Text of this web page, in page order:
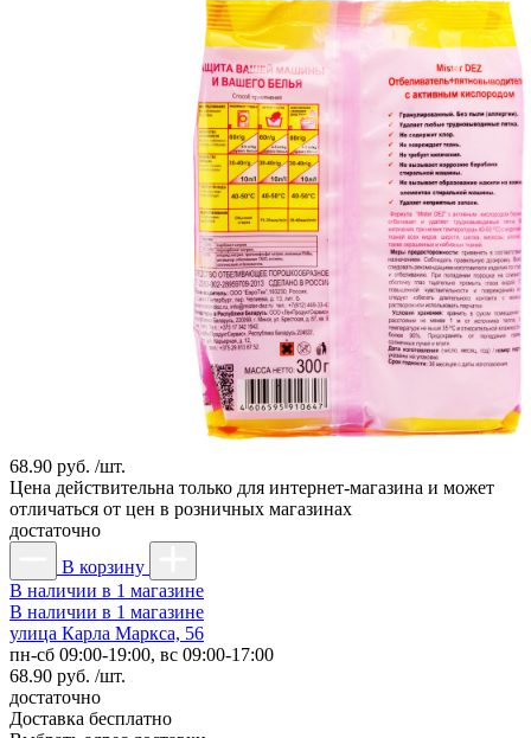
68.90 руб. /шт.
Цена действительна только для интернет-магазина и может
отличаться от цен в розничных магазинах
достаточно
В корзину
В наличии в 1 магазине
В наличии в 1 магазине
улица Карла Маркса, 56
пн-сб 09:00-19:00, вс 09:00-17:00
68.90 руб. /шт.
достаточно
Доставка бесплатно